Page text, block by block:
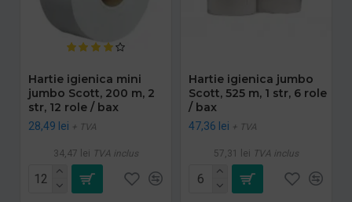
Hartie igienica mini
jumbo Scott, 200 m, 2
str, 12 role / bax
28,49 lei + TVA
34,47 lei TVA inclus
Hartie igienica jumbo
Scott, 525 m, 1 str, 6 role
/ bax
47,36 lei + TVA
57,31 lei TVA inclus